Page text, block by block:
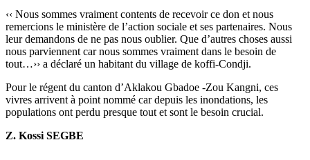
‹‹ Nous sommes vraiment contents de recevoir ce don et nous
remercions le ministère de l’action sociale et ses partenaires. Nous
leur demandons de ne pas nous oublier. Que d’autres choses aussi
nous parviennent car nous sommes vraiment dans le besoin de
tout…›› a déclaré un habitant du village de koffi-Condji.
Pour le régent du canton d’Aklakou Gbadoe -Zou Kangni, ces
vivres arrivent à point nommé car depuis les inondations, les
populations ont perdu presque tout et sont le besoin crucial.
Z. Kossi SEGBE